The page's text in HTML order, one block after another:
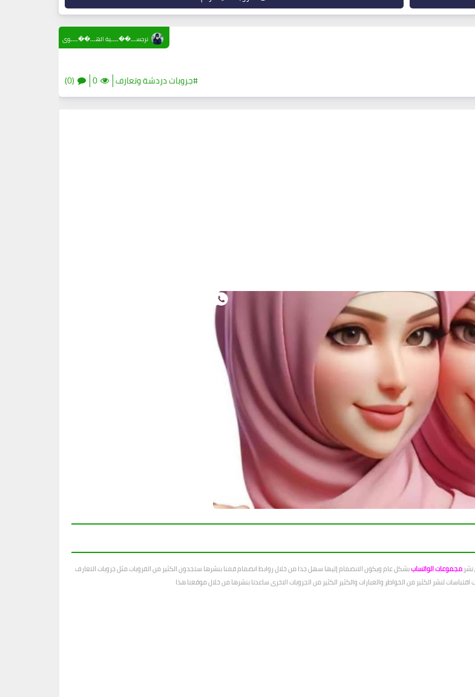
#جروبات دردشة وتعارف 0
(0)
نرجســـ��ــــية الهـــ��ــــوى
مجموعات الواتساببشكل عام ويكون الانضمام إليها سهل جدا من خلال روابط انضمام قمنا بنشرها ستجدون الكثير من القروبات مثل جروبات التعارف
لنشر الكثير من الخواطر والعبارات والكثير الكثير من الجروبات الاخرى ساعدنا بنشرها من خلال موقعنا هذا